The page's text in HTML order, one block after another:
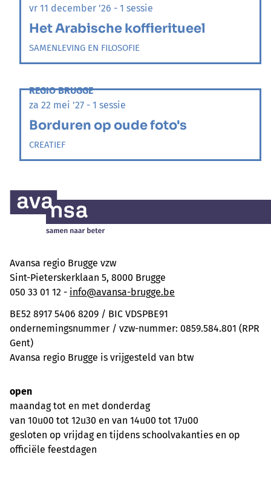
vr 11 december '26 - 1 sessie
Het Arabische koffieritueel
SAMENLEVING EN FILOSOFIE
REGIO BRUGGE
za 22 mei '27 - 1 sessie
Borduren op oude foto's
CREATIEF
Avansa regio Brugge vzw
Sint-Pieterskerklaan 5, 8000 Brugge
050 33 01 12 - info@avansa-brugge.be
BE52 8917 5406 8209 / BIC VDSPBE91
ondernemingsnummer / vzw-nummer: 0859.584.801 (RPR
Gent)
Avansa regio Brugge is vrijgesteld van btw
open
maandag tot en met donderdag
van 10u00 tot 12u30 en van 14u00 tot 17u00
gesloten op vrijdag en tijdens schoolvakanties en op
officiële feestdagen